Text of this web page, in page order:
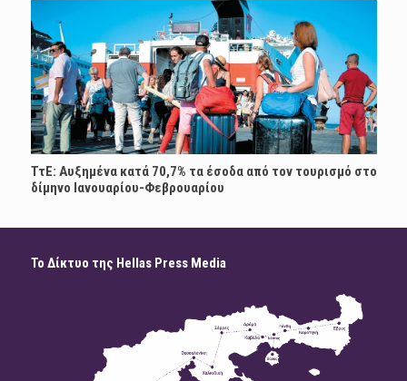
ΤτΕ: Αυξημένα κατά 70,7% τα έσοδα από τον τουρισμό στο
δίμηνο Ιανουαρίου-Φεβρουαρίου
Το Δίκτυο της Hellas Press Media